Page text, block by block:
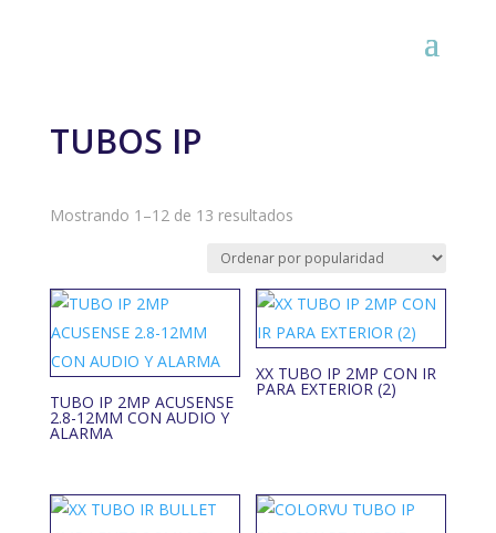
TUBOS IP
Mostrando 1–12 de 13 resultadosOrdenado
popularidad
TUBO IP 2MP ACUSENSE
2.8-12MM CON AUDIO Y
ALARMA
XX TUBO IP 2MP CON IR
PARA EXTERIOR (2)